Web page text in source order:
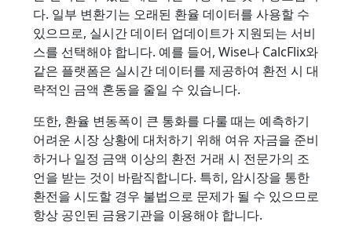
다. 일부 변환기는 오래된 환율 데이터를 사용할 수
있으므로, 실시간 데이터 업데이트가 지원되는 서비
스를 선택해야 합니다. 예를 들어, Wise나 CalcFlix와
같은 플랫폼은 실시간 데이터를 제공하여 환전 시 대
략적인 금액 혼동을 줄일 수 있습니다.
또한, 환율 변동폭이 큰 통화를 다룰 때는 예측하기
어려운 시장 상황에 대처하기 위해 여유 자금을 준비
하거나 일정 금액 이상의 환전 거래 시 전문가의 조
언을 받는 것이 바람직합니다. 특히, 암시장을 통한
환전을 시도할 경우 불법으로 문제가 될 수 있으므로
항상 공인된 금융기관을 이용해야 합니다.